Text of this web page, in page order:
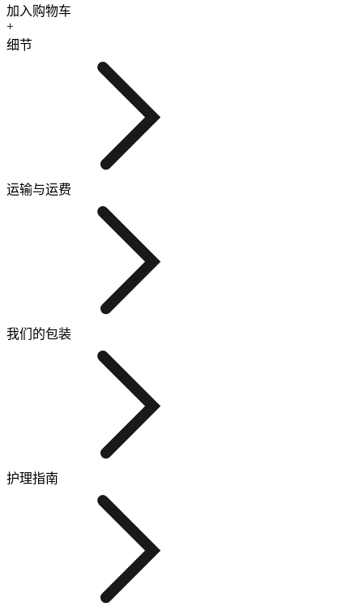
加入购物车
+
细节
运输与运费
我们的包装
护理指南